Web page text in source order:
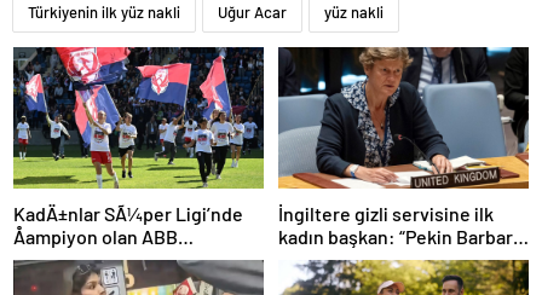
Türkiyenin ilk yüz nakli Uğur Acar yüz nakli
KadÄ±nlar SÃ¼per Ligi’nde
Åampiyon olan ABB
Fomget’ten FenerbahÃ§e’ye
gÃ¶nderme
İngiltere gizli servisine ilk
kadın başkan: “Pekin Barbara”
favori aday